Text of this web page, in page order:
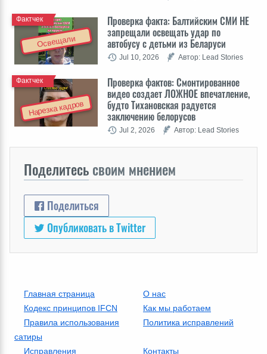
Освещали
Проверка факта: Балтийским СМИ НЕ
запрещали освещать удар по
автобусу с детьми из Беларуси
Фактчек
Jul 10, 2026 Автор: Lead Stories
Нарезка кадров
Проверка фактов: Cмонтированное
видео создает ЛОЖНОЕ впечатление,
будто Тихановская радуется
заключению белорусов
Фактчек
Jul 2, 2026 Автор: Lead Stories
Поделитесь своим мнением
Поделиться
Опубликовать в Twitter
Главная страница
О нас
Кодекс принципов IFCN
Как мы работаем
Правила использования
сатиры
Политика исправлений
Исправления Контакты